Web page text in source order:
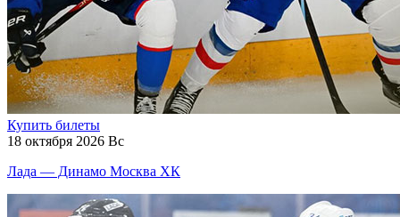
Купить билеты
18 октября 2026 Вс
Лада — Динамо Москва ХК